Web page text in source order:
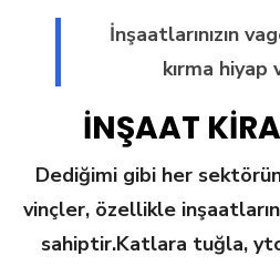
İnşaatlarınızın
kırma hiyap
İNŞAAT
Dediğimi gibi her
vinçler, özellikle
sahiptir.Katlara tuğla,